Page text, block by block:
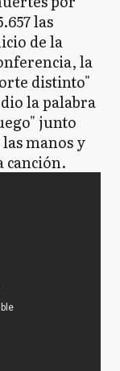
las
de la
la
distinto"
la palabra
junto
manos y
canción.